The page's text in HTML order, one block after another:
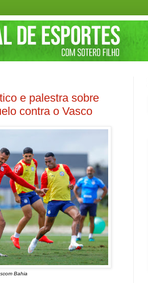
e palestra sobre
contra o Vasco
Bahia